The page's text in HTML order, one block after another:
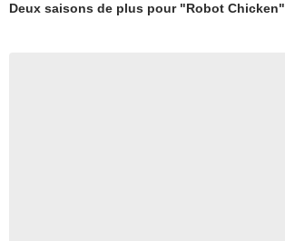
Deux saisons de plus pour "Robot Chicken"